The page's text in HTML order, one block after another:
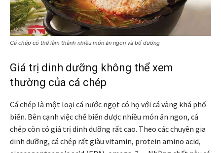
Cá chép có thể làm thành nhiều món ăn ngon và bổ dưỡng
Giá trị dinh dưỡng không thể xem
thường của cá chép
Cá chép là một loại cá nước ngọt có họ với cá vàng khá phổ
biến. Bên cạnh việc chế biến được nhiều món ăn ngon, cá
chép còn có giá trị dinh dưỡng rất cao. Theo các chuyên gia
dinh dưỡng, cá chép rất giàu vitamin, protein amino acid,